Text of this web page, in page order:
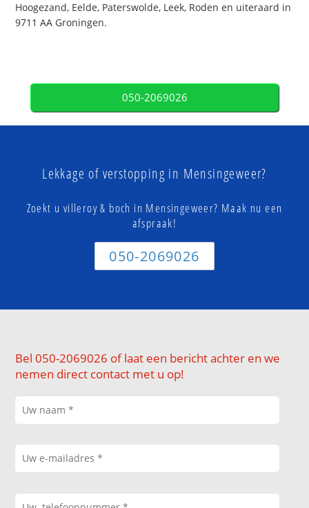
Hoogezand, Eelde, Paterswolde, Leek, Roden en uiteraard in
9711 AA Groningen.
050-2069026
Lekkage of verstopping in Mensingeweer?
Zoekt u villeroy & boch in Mensingeweer? Maak nu een
afspraak!
050-2069026
Bel 050-2069026 of laat een bericht achter en we
nemen direct contact met u op!